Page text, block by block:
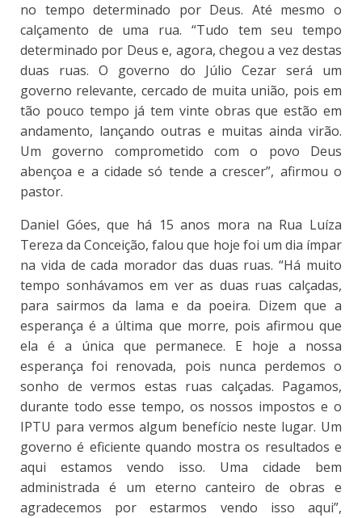
no tempo determinado por Deus. Até mesmo o
calçamento de uma rua. “Tudo tem seu tempo
determinado por Deus e, agora, chegou a vez destas
duas ruas. O governo do Júlio Cezar será um
governo relevante, cercado de muita união, pois em
tão pouco tempo já tem vinte obras que estão em
andamento, lançando outras e muitas ainda virão.
Um governo comprometido com o povo Deus
abençoa e a cidade só tende a crescer”, afirmou o
pastor.
Daniel Góes, que há 15 anos mora na Rua Luíza
Tereza da Conceição, falou que hoje foi um dia ímpar
na vida de cada morador das duas ruas. “Há muito
tempo sonhávamos em ver as duas ruas calçadas,
para sairmos da lama e da poeira. Dizem que a
esperança é a última que morre, pois afirmou que
ela é a única que permanece. E hoje a nossa
esperança foi renovada, pois nunca perdemos o
sonho de vermos estas ruas calçadas. Pagamos,
durante todo esse tempo, os nossos impostos e o
IPTU para vermos algum benefício neste lugar. Um
governo é eficiente quando mostra os resultados e
aqui estamos vendo isso. Uma cidade bem
administrada é um eterno canteiro de obras e
agradecemos por estarmos vendo isso aqui”,